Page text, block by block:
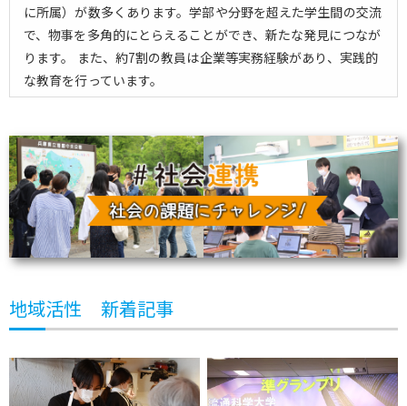
に所属）が数多くあります。学部や分野を超えた学生間の交流
で、物事を多角的にとらえることができ、新たな発見につなが
ります。 また、約7割の教員は企業等実務経験があり、実践的
な教育を行っています。
地域活性 新着記事